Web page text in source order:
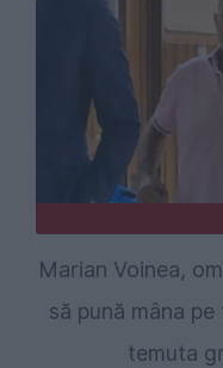
Marian Voinea,
să pună mâna
temuta